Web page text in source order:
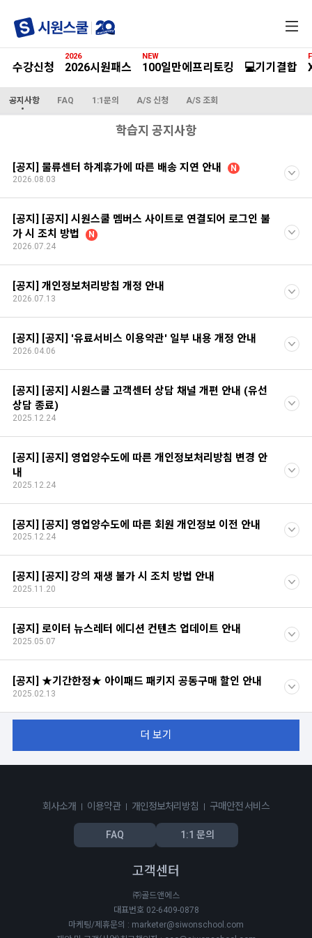
메
수강신청 2026시원패스
2026
100일만에프리토킹
NEW
💻기기결합
공지사항 FAQ 1:1문의 A/S 신청 A/S 조회
학습지 공지사항
[공지] 물류센터 하계휴가에 따른 배송 지연 안내
N
2026.08.03
[공지] [공지] 시원스쿨 멤버스 사이트로 연결되어 로그인 불
가 시 조치 방법
N
2026.07.24
[공지] 개인정보처리방침 개정 안내
2026.07.13
[공지] [공지] '유료서비스 이용약관' 일부 내용 개정 안내
2026.04.06
[공지] [공지] 시원스쿨 고객센터 상담 채널 개편 안내 (유선
상담 종료)
2025.12.24
[공지] [공지] 영업양수도에 따른 개인정보처리방침 변경 안
내
2025.12.24
[공지] [공지] 영업양수도에 따른 회원 개인정보 이전 안내
2025.12.24
[공지] [공지] 강의 재생 불가 시 조치 방법 안내
2025.11.20
[공지] 로이터 뉴스레터 에디션 컨텐츠 업데이트 안내
2025.05.07
[공지] ★기간한정★ 아이패드 패키지 공동구매 할인 안내
2025.02.13
더 보기
회사소개 이용약관 개인정보처리방침 구매안전 서비스
FAQ 1:1 문의
고객센터
㈜골드앤에스
대표번호 02-6409-0878
마케팅/제휴문의 : marketer@siwonschool.com